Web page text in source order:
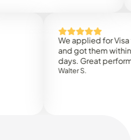
We applied for Visa to
and got them within 3
days. Great performance!
Walter S.